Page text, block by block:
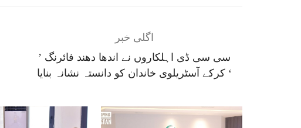
اگلی خبر
’ سی سی ڈی اہلکاروں نے اندھا دھند فائرنگ
کرکے آسٹریلوی خاندان کو دانستہ نشانہ بنایا ‘